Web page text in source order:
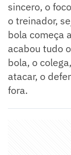
sincero, o
o treinador,
bola começa
acabou tudo
bola, o
atacar, o
fora.